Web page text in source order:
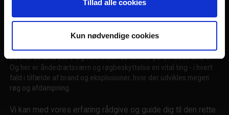
Tillad alle cookies
Kun nødvendige cookies
nødsituationer og evakueringssituationer alvorligt og
personligt.
Undgå umiddelbar røgforgiftning ved brand - tænk flugtmaske og
så skal du altid sikre dig selv, inden du tænker på at redde andre.
Og her er åndedrætsværn og røgbeskyttelse en vital ting - i hvert
fald i tilfælde af brand og eksplosioner, hvor der udvikles megen
røg og afdampning.
Vi kan med vores erfaring rådgive og guide dig til den rette